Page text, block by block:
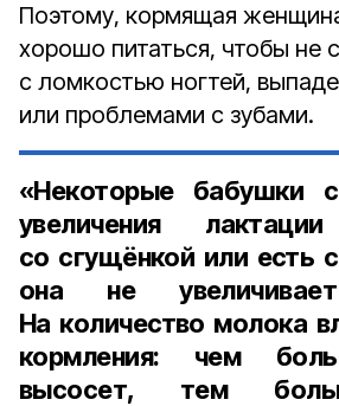
Поэтому, кормящая
хорошо питаться, чтобы не
с ломкостью ногтей,
или проблемами с зубами.
«Некоторые бабушки
увеличения
со сгущёнкой или есть
она не
На количество молока
кормления: чем
высосет, тем